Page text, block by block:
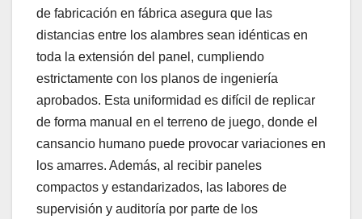
de fabricación en fábrica asegura que las
distancias entre los alambres sean idénticas en
toda la extensión del panel, cumpliendo
estrictamente con los planos de ingeniería
aprobados. Esta uniformidad es difícil de replicar
de forma manual en el terreno de juego, donde el
cansancio humano puede provocar variaciones en
los amarres. Además, al recibir paneles
compactos y estandarizados, las labores de
supervisión y auditoría por parte de los